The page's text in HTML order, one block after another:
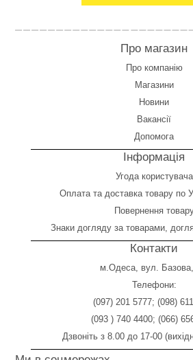
Про магазин
Про компанію
Магазини
Новини
Вакансії
Допомога
Інформація
Угода користувача
Оплата та доставка товару по
Повернення
Знаки догляду за товарами,
Контакти
м.Одеса, вул. Базова,
Телефони:
(097) 201 5777; (098)
(093 ) 740 4400; (066)
Дзвоніть з 8.00 до 17-00